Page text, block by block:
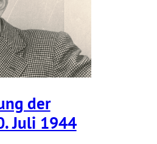
der
Juli 1944